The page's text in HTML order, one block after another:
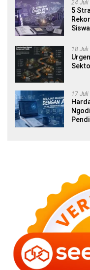
24 Juli
5
18 Juli
17 Juli